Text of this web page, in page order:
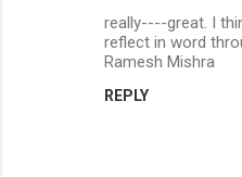
really----great. I
reflect in word
Ramesh Mishra
REPLY